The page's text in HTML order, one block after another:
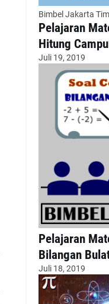
Bimbel Jakarta
Pelajaran
Hitung
Juli 19, 2019
Pelajaran
Bilangan
Juli 18, 2019